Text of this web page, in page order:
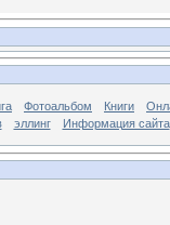
Фотоальбом Книги
эллинг Информация сайта